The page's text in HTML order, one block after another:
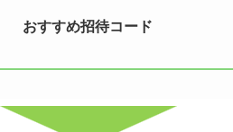
おすすめ招待コード